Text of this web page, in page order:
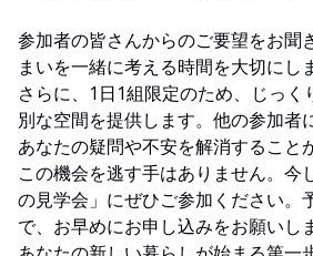
参加者の皆さんからのご要望をお聞
まいを一緒に考える時間を大切にし
さらに、1日1組限定のため、じっく
別な空間を提供します。他の参加者
あなたの疑問や不安を解消すること
この機会を逃す手はありません。今
の見学会」にぜひご参加ください。
で、お早めにお申し込みをお願いし